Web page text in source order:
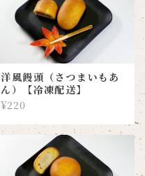
洋風饅頭（さつまいもあ
ん）【冷凍配送】
¥220